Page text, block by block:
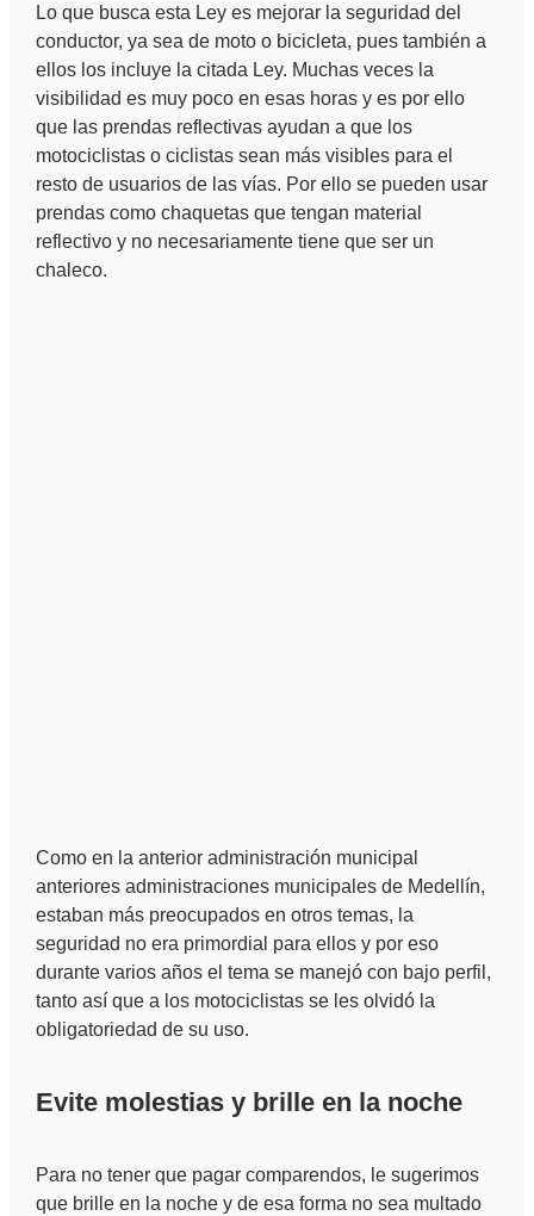
Lo que busca esta Ley es mejorar la seguridad del
conductor, ya sea de moto o bicicleta, pues también a
ellos los incluye la citada Ley. Muchas veces la
visibilidad es muy poco en esas horas y es por ello
que las prendas reflectivas ayudan a que los
motociclistas o ciclistas sean más visibles para el
resto de usuarios de las vías. Por ello se pueden usar
prendas como chaquetas que tengan material
reflectivo y no necesariamente tiene que ser un
chaleco.
Como en la anterior administración municipal
anteriores administraciones municipales de Medellín,
estaban más preocupados en otros temas, la
seguridad no era primordial para ellos y por eso
durante varios años el tema se manejó con bajo perfil,
tanto así que a los motociclistas se les olvidó la
obligatoriedad de su uso.
Evite molestias y brille en la noche
Para no tener que pagar comparendos, le sugerimos
que brille en la noche y de esa forma no sea multado